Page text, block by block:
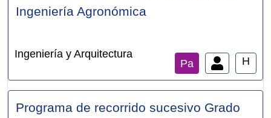
Ingeniería Agronómica
Ingeniería y Arquitectura
Pa
H
Programa de recorrido sucesivo Grado